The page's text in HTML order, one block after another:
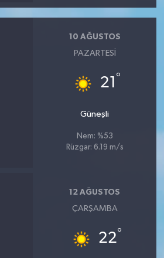
10 AĞUSTOS
PAZARTESI
21 °
Güneşli
Nem: %53
Rüzgar: 6.19 m/s
12 AĞUSTOS
ÇARŞAMBA
22°